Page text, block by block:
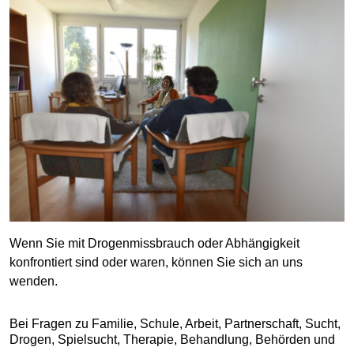
Wenn Sie mit Drogenmissbrauch oder Abhängigkeit
konfrontiert sind oder waren, können Sie sich an uns
wenden.
Bei Fragen zu Familie, Schule, Arbeit, Partnerschaft, Sucht,
Drogen, Spielsucht, Therapie, Behandlung, Behörden und